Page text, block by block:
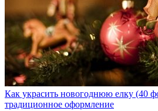
Как украсить новогоднюю елку (40
традиционное оформление